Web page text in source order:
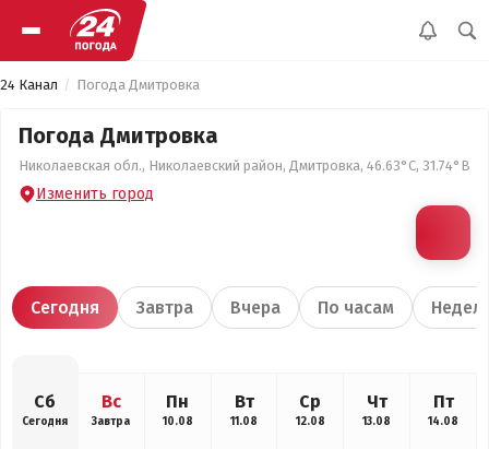
24 Канал Погода Дмитровка
Погода Дмитровка
Николаевская обл., Николаевский район, Дмитровка, 46.63°С, 31.74°В
Изменить город
Сегодня Завтра Вчера По часам
Сб
Сегодня
Вс
Завтра
Пн
10.08
Вт
11.08
Ср
12.08
Чт
13.08
Пт
14.08